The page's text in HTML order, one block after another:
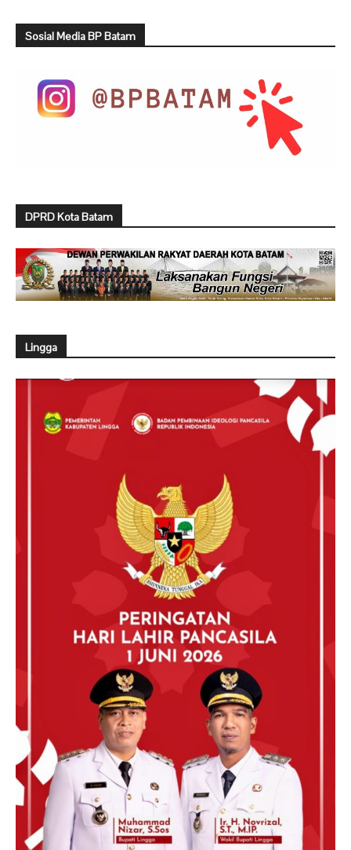
Sosial Media BP Batam
DPRD Kota Batam
Lingga